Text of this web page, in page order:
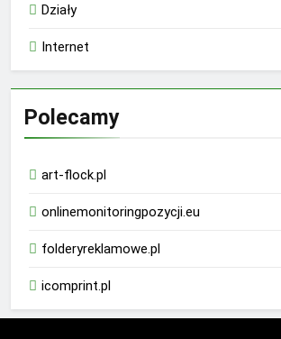
Działy
Internet
Polecamy
art-flock.pl
onlinemonitoringpozycji.eu
folderyreklamowe.pl
icomprint.pl